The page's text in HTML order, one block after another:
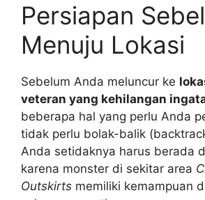
Persiapan
Menuju Lokasi
Sebelum Anda meluncur ke
veteran yang kehilangan
beberapa hal yang perlu Anda
tidak perlu bolak-balik
Anda setidaknya harus berada
karena monster di sekitar area
Outskirts memiliki kemampuan